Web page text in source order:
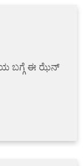
ಬಗ್ಗೆ ಈ ಝೆನ್